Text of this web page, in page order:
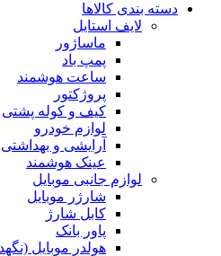
دسته بندی کالاها
لایف استایل
ماساژور
پمپ باد
ساعت هوشمند
پروژکتور
کیف و کوله پشتی
لوازم خودرو
آرایشی و بهداشتی
عینک هوشمند
لوازم جانبی موبایل
شارژر موبایل
کابل شارژ
پاور بانک
هولدر موبایل